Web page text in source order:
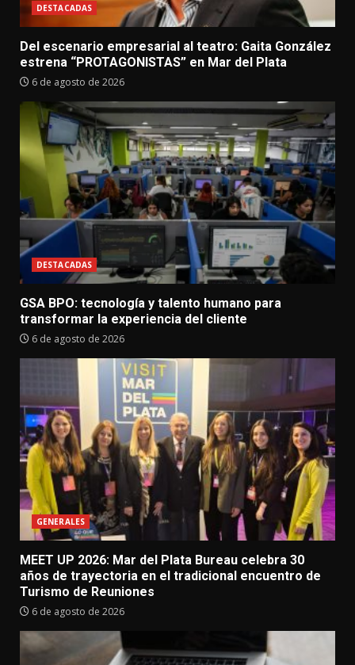
DESTACADAS
Del escenario empresarial al teatro: Gaita González
estrena “PROTAGONISTAS” en Mar del Plata
6 de agosto de 2026
DESTACADAS
GSA BPO: tecnología y talento humano para
transformar la experiencia del cliente
6 de agosto de 2026
GENERALES
MEET UP 2026: Mar del Plata Bureau celebra 30
años de trayectoria en el tradicional encuentro de
Turismo de Reuniones
6 de agosto de 2026